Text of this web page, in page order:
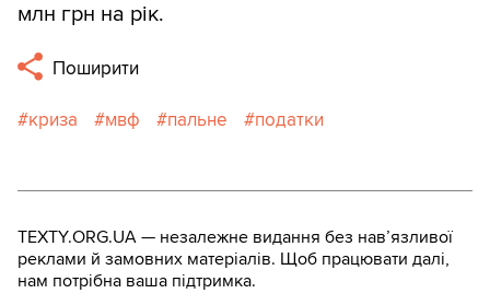
млн грн на рік.
Поширити
криза мвф пальне податки
TEXTY.ORG.UA — незалежне видання без навʼязливої
реклами й замовних матеріалів. Щоб працювати далі,
нам потрібна ваша підтримка.